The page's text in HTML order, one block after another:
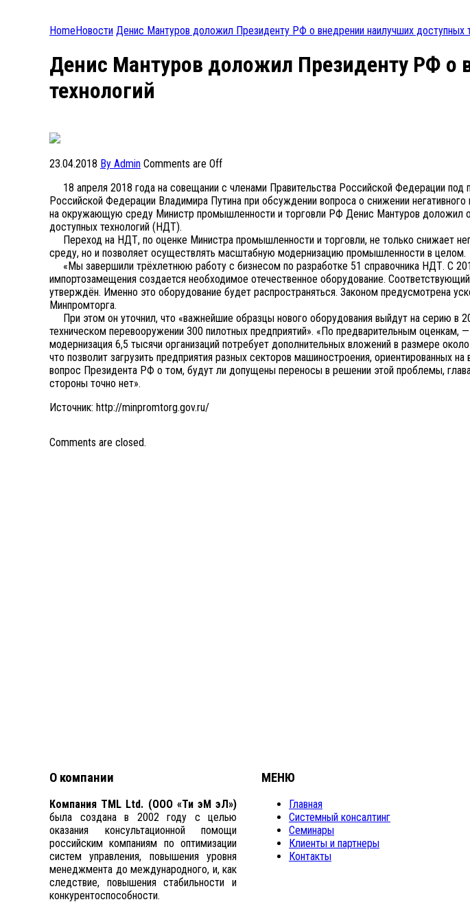
HomeНовости Денис Мантуров доложил Президенту РФ о внедрении наилучших доступных
Денис Мантуров доложил Президенту РФ о
технологий
23.04.2018 By Admin Comments are Off
18 апреля 2018 года на совещании с членами Правительства Российской Федерации под
Российской Федерации Владимира Путина при обсуждении вопроса о снижении
на окружающую среду Министр промышленности и торговли РФ Денис Мантуров доложил о
доступных технологий (НДТ).
Переход на НДТ, по оценке Министра промышленности и торговли, не только снижает
среду, но и позволяет осуществлять масштабную модернизацию промышленности в целом.
«Мы завершили трёхлетнюю работу с бизнесом по разработке 51 справочника НДТ. С
импортозамещения создается необходимое отечественное оборудование.
утверждён. Именно это оборудование будет распространяться. Законом предусмотрена
Минпромторга.
При этом он уточнил, что «важнейшие образцы нового оборудования выйдут на серию в
техническом перевооружении 300 пилотных предприятий». «По предварительным оценкам,
модернизация 6,5 тысячи организаций потребует дополнительных вложений в размере
что позволит загрузить предприятия разных секторов машиностроения, ориентированных
вопрос Президента РФ о том, будут ли допущены переносы в решении этой проблемы,
стороны точно нет».
Источник: http://minpromtorg.gov.ru/
Comments are closed.
О компании
Компания TML Ltd. (ООО «Ти эМ эЛ»)
была создана в 2002 году с целью
оказания консультационной помощи
российским компаниям по оптимизации
систем управления, повышения уровня
менеджмента до международного, и, как
следствие, повышения стабильности и
конкурентоспособности.
МЕНЮ
Главная
Системный консалтинг
Семинары
Клиенты и партнеры
Контакты